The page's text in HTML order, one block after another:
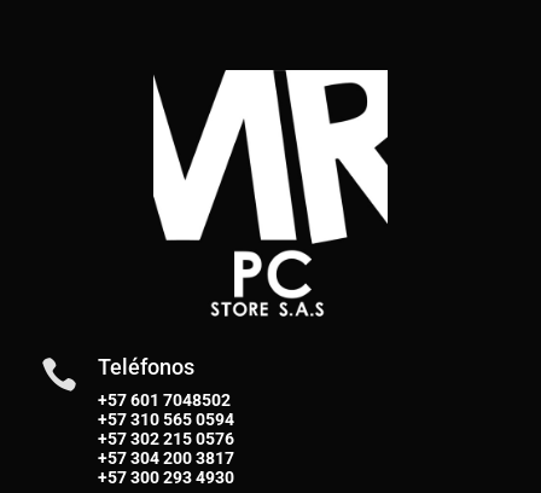
 Teléfonos
+57 601 7048502
+57310 565 0594
+57302 215 0576
+57304 200 3817
+57300 293 4930